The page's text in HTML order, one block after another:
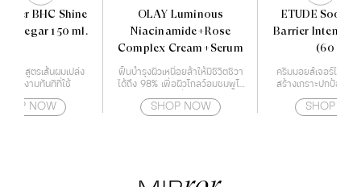
BHC Shine
Vinegar 150 ml.
มลื่น สูตรเส้นผมเปล่ง
ยเงางามทันทีที่ใช้
NOW
OLAY Luminous
Niacinamide+Rose
Complex Cream+Serum
ฟื้นบำรุงผิวเหนื่อยล้าให้มีชีวิตชีวา
ได้ถึง 98% เพื่อผิวโกลว์อมชมพูโร
SHOP NOW
ETUDE Soon
Barrier
(60 ml)
ครีมมอยส์เจอร์ไรเซอ
สร้างเกราะปกป้องผิว
SHOP